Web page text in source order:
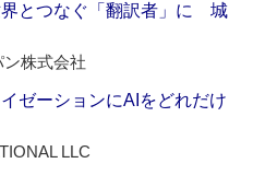
界とつなぐ「翻訳者」に 城
株式会社
ゼーションにAIをどれだけ
LLC